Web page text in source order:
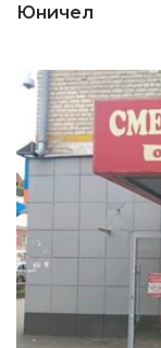
Юничел